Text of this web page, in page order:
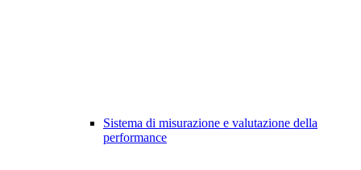
Sistema di misurazione e valutazione della
performance